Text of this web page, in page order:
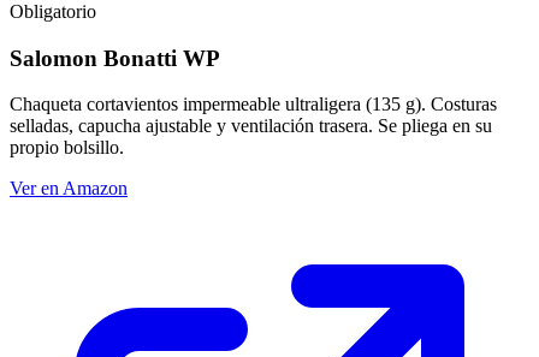
Obligatorio
Salomon Bonatti WP
Chaqueta cortavientos impermeable ultraligera (135 g). Costuras
selladas, capucha ajustable y ventilación trasera. Se pliega en su
propio bolsillo.
Ver en Amazon